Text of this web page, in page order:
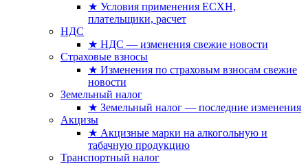
★ Условия применения ЕСХН,
плательщики, расчет
НДС
★ НДС — изменения свежие новости
Страховые взносы
★ Изменения по страховым взносам свежие
новости
Земельный налог
★ Земельный налог — последние изменения
Акцизы
★ Акцизные марки на алкогольную и
табачную продукцию
Транспортный налог